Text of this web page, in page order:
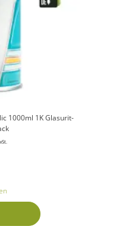
1000ml 1K Glasurit-